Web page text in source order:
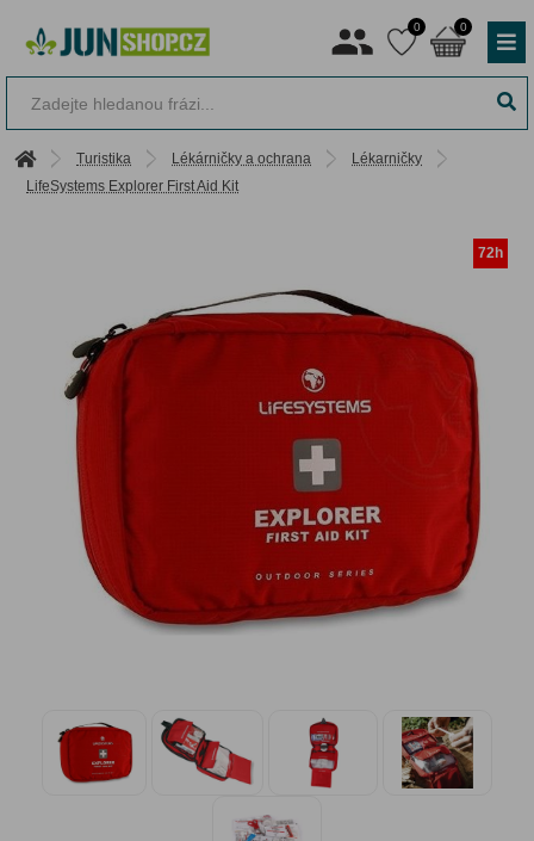
0 0
Turistika Lékárničky a ochrana
Lékarničky
LifeSystems Explorer First Aid Kit
72h